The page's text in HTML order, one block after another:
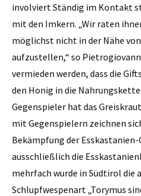
involviert Ständig im Kontakt
mit den Imkern. „Wir raten
möglichst nicht in der Nähe
aufzustellen,“ so
vermieden werden, dass die
den Honig in die
Gegenspieler hat das
mit Gegenspielern zeichnen
Bekämpfung der Esskastanien-
ausschließlich die
mehrfach wurde in Südtirol die
Schlupfwespenart „Torymus